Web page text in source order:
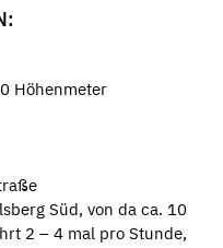
Höhenmeter
Süd, von da ca. 10
2 – 4 mal pro Stunde,